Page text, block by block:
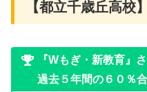
【都立千歳丘高校
『Wもぎ・新教育』
過去５年間の６０％